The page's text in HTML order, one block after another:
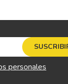
personales